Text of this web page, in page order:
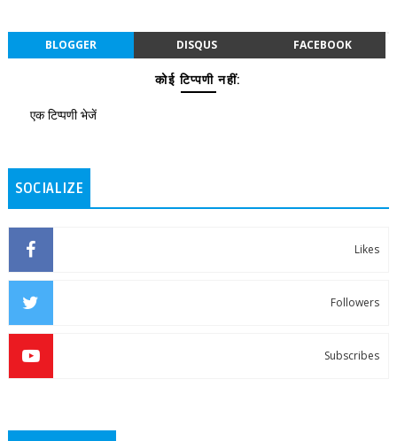
BLOGGER DISQUS FACEBOOK
कोई टिप्पणी नहीं:
एक टिप्पणी भेजें
SOCIALIZE
Likes
Followers
Subscribes